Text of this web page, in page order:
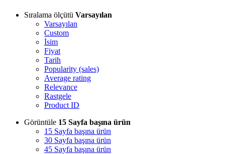
Sıralama ölçütü Varsayılan
Varsayılan
Custom
İsim
Fiyat
Tarih
Popularity (sales)
Average rating
Relevance
Rastgele
Product ID
Görüntüle 15 Sayfa başına ürün
15 Sayfa başına ürün
30 Sayfa başına ürün
45 Sayfa başına ürün